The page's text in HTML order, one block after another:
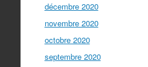
décembre 2020
novembre 2020
octobre 2020
septembre 2020